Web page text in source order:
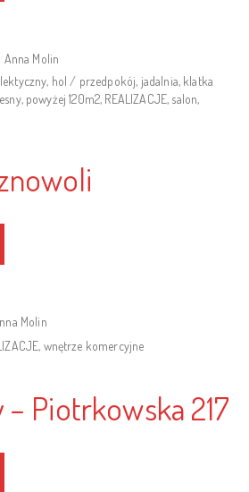
Anna Molin
, hol / przedpokój, jadalnia, klatka
, powyżej 120m2, REALIZACJE, salon,
Molin
, wnętrze komercyjne
– Piotrkowska 217